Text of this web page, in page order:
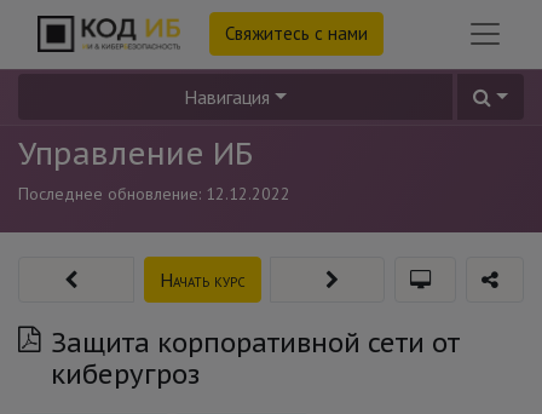
Свяжитесь с нами
Навигация
Управление ИБ
Последнее обновление: 12.12.2022
Защита корпоративной сети от
киберугроз
Начать курс